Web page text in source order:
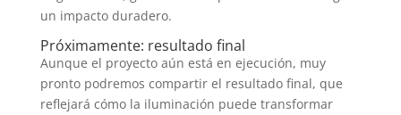
un impacto duradero.
Próximamente: resultado final
Aunque el proyecto aún está en ejecución, muy
pronto podremos compartir el resultado final, que
reflejará cómo la iluminación puede transformar